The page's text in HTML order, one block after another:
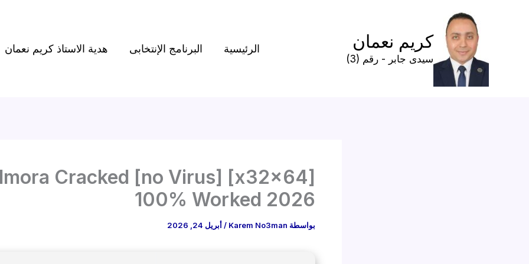
كريم نعمان
سيدى جابر - رقم (3)
الرئيسية البرنامج الإنتخابى هدية الاستاذ كريم نعمان
Cracked [no Virus] [x32x64]
100% Worked 2026
بواسطة Karem No3man
/أبريل 24, 2026